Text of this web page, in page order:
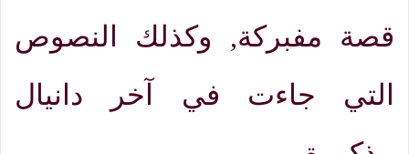
قصة مفبركة, وكذلك النصوص
التي جاءت في آخر دانيال